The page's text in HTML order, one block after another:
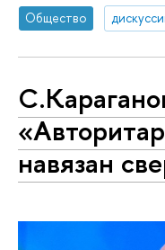
Общество
навязан